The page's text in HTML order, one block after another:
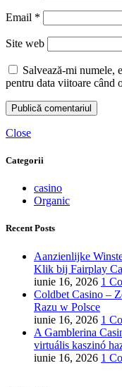
Email *
Site web
Salvează-mi numele,
pentru data viitoare când
Close
Categorii
casino
Organic
Recent Posts
Aanzienlijke
Klik bij Fairplay
iunie 16, 2026 1
Coldbet Casino –
Razu w Polsce
iunie 16, 2026 1
A Gamblerina
virtuális kaszinó
iunie 16, 2026 1